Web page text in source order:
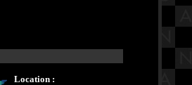
Location :